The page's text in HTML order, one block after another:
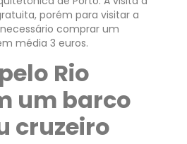
porém para visitar a
comprar um
média 3 euros.
Rio
um barco
cruzeiro